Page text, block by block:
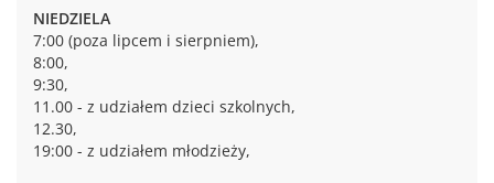
NIEDZIELA
7:00 (poza lipcem i sierpniem),
8:00,
9:30,
11.00 - z udziałem dzieci szkolnych,
12.30,
19:00 - z udziałem młodzieży,